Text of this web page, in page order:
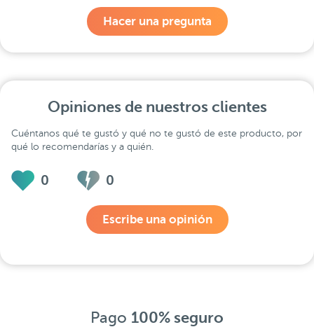
Hacer una pregunta
Opiniones de nuestros clientes
Cuéntanos qué te gustó y qué no te gustó de este producto, por
qué lo recomendarías y a quién.
0 0
Escribe una opinión
Pago 100% seguro